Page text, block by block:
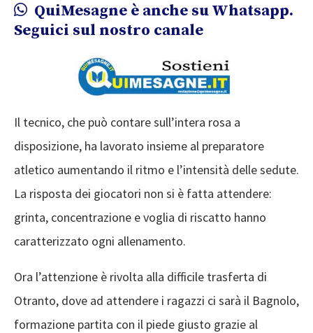
QuiMesagne è anche su Whatsapp.
Seguici sul nostro canale
Il tecnico, che può contare sull’intera rosa a
disposizione, ha lavorato insieme al preparatore
atletico aumentando il ritmo e l’intensità delle sedute.
La risposta dei giocatori non si è fatta attendere:
grinta, concentrazione e voglia di riscatto hanno
caratterizzato ogni allenamento.
Ora l’attenzione è rivolta alla difficile trasferta di
Otranto, dove ad attendere i ragazzi ci sarà il Bagnolo,
formazione partita con il piede giusto grazie al